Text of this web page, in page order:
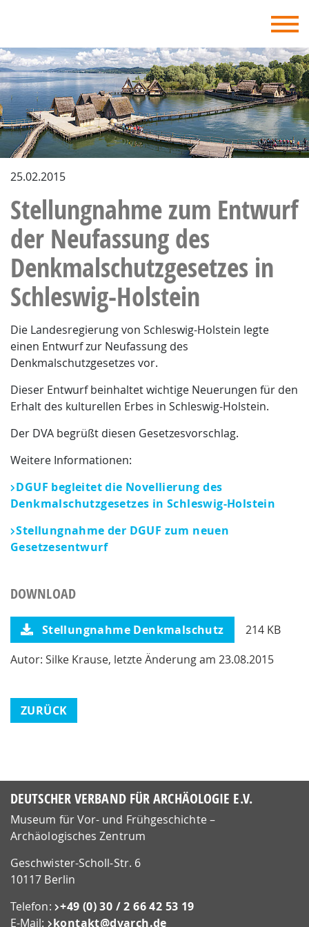
DVA - Deutscher Verband für Archäologie
25.02.2015
Stellungnahme zum Entwurf
der Neufassung des
Denkmalschutzgesetzes in
Schleswig-Holstein
Die Landesregierung von Schleswig-Holstein legte
einen Entwurf zur Neufassung des
Denkmalschutzgesetzes vor.
Dieser Entwurf beinhaltet wichtige Neuerungen für den
Erhalt des kulturellen Erbes in Schleswig-Holstein.
Der DVA begrüßt diesen Gesetzesvorschlag.
Weitere Informationen:
DGUF begleitet die Novellierung des
Denkmalschutzgesetzes in Schleswig-Holstein
Stellungnahme der DGUF zum neuen
Gesetzesentwurf
DOWNLOAD
Stellungnahme Denkmalschutz
214 KB
Autor: Silke Krause, letzte Änderung am 23.08.2015
ZURÜCK
DEUTSCHER VERBAND FÜR ARCHÄOLOGIE E.V.
Museum für Vor- und Frühgeschichte –
Archäologisches Zentrum
Geschwister-Scholl-Str. 6
10117 Berlin
Telefon: +49 (0) 30 / 2 66 42 53 19
E-Mail:
kontakt@​dvarch.de